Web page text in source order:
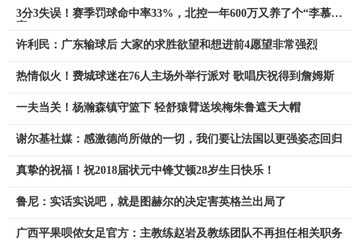
3分3失误！赛季罚球命中率33%，北控一年600万又养了个“李慕
许利民：广东输球后 大家的求胜欲望和想进前4愿望非常强烈
热情似火！费城球迷在76人主场外举行派对 歌唱庆祝得到詹姆斯
一夫当关！杨瀚森镇守篮下 轻舒猿臂送埃梅朱鲁遮天大帽
谢尔基社媒：感激德尚所做的一切，我们要让法国以更强姿态回归
真挚的祝福！祝2018届状元中锋艾顿28岁生日快乐！
鲁尼：实话实说吧，就是图赫尔的决定害英格兰出局了
广西平果呗侬女足官方：主教练赵岩及教练团队不再担任相关职务